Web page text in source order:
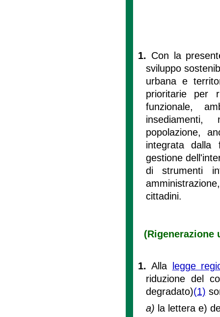
1. Con la
sviluppo
urbana e
prioritarie per
funzionale,
insediamenti,
popolazione,
integrata dalla
gestione
di strumenti
cittadini.
1.Alla
legge
riduzione del
degradato)(1)
a) la lettera e)